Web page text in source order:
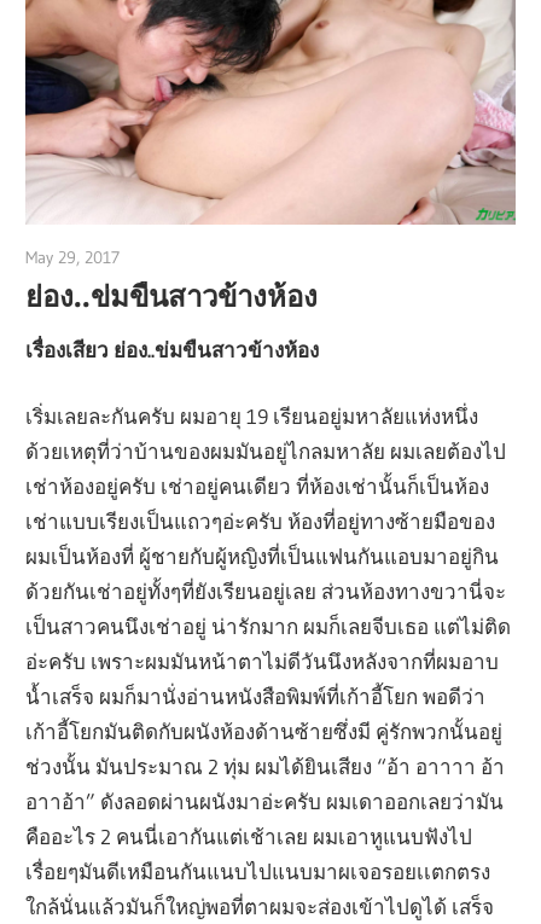
May 29, 2017
ย่อง..ข่มขืนสาวข้างห้อง
เรื่องเสียว ย่อง..ข่มขืนสาวข้างห้อง
เริ่มเลยละกันครับ ผมอายุ 19 เรียนอยู่มหาลัยแห่งหนึ่ง
ด้วยเหตุที่ว่าบ้านของผมมันอยู่ไกลมหาลัย ผมเลยต้องไป
เช่าห้องอยู่ครับ เช่าอยู่คนเดียว ที่ห้องเช่านั้นก็เป็นห้อง
เช่าแบบเรียงเป็นแถวๆอ่ะครับ ห้องที่อยู่ทางซ้ายมือของ
ผมเป็นห้องที่ ผู้ชายกับผู้หญิงที่เป็นแฟนกันแอบมาอยู่กิน
ด้วยกันเช่าอยู่ทั้งๆที่ยังเรียนอยู่เลย ส่วนห้องทางขวานี่จะ
เป็นสาวคนนึงเช่าอยู่ น่ารักมาก ผมก็เลยจีบเธอ แต่ไม่ติด
อ่ะครับ เพราะผมมันหน้าตาไม่ดีวันนึงหลังจากที่ผมอาบ
น้ำเสร็จ ผมก็มานั่งอ่านหนังสือพิมพ์ที่เก้าอี้โยก พอดีว่า
เก้าอี้โยกมันติดกับผนังห้องด้านซ้ายซึ่งมี คู่รักพวกนั้นอยู่
ช่วงนั้น มันประมาณ 2 ทุ่ม ผมได้ยินเสียง “อ้า อาาาา อ้า
อาาอ้า” ดังลอดผ่านผนังมาอ่ะครับ ผมเดาออกเลยว่ามัน
คืออะไร 2 คนนี่เอากันแต่เช้าเลย ผมเอาหูแนบฟังไป
เรื่อยๆมันดีเหมือนกันแนบไปแนบมาผเจอรอยเเตกตรง
ใกล้นั่นแล้วมันก็ใหญ่พอที่ตาผมจะส่องเข้าไปดูได้ เสร็จ